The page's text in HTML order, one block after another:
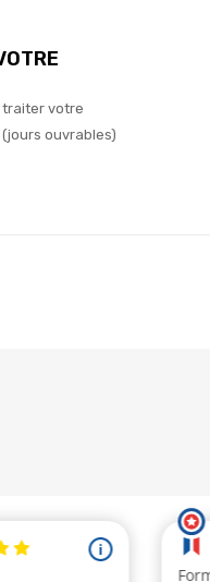
traiter votre
ouvrables)